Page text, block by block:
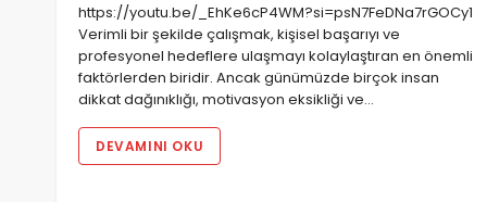
https://youtu.be/_EhKe6cP4WM?si=psN7FeDNa7rGOCy1
Verimli bir şekilde çalışmak, kişisel başarıyı ve
profesyonel hedeflere ulaşmayı kolaylaştıran en önemli
faktörlerden biridir. Ancak günümüzde birçok insan
dikkat dağınıklığı, motivasyon eksikliği ve…
DEVAMINI OKU